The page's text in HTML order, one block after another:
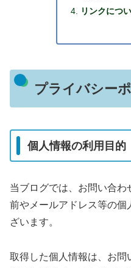
リンクにつ
プライバシー
個人情報の利用目的
当ブログでは、お問い合わ
前やメールアドレス等の
ざいます。
取得した個人情報は、お問